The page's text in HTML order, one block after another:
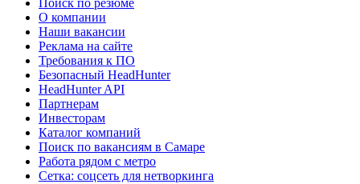
Поиск по резюме
О компании
Наши вакансии
Реклама на сайте
Требования к ПО
Безопасный HeadHunter
HeadHunter API
Партнерам
Инвесторам
Каталог компаний
Поиск по вакансиям в Самаре
Работа рядом с метро
Сетка: соцсеть для нетворкинга